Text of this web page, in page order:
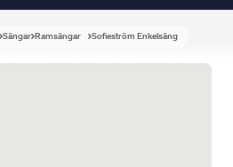
Sängar Ramsängar Sofieström Enkelsäng